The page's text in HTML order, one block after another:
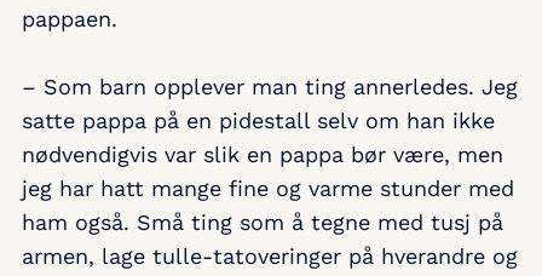
pappaen.
– Som barn opplever man ting annerledes. Jeg
satte pappa på en pidestall selv om han ikke
nødvendigvis var slik en pappa bør være, men
jeg har hatt mange fine og varme stunder med
ham også. Små ting som å tegne med tusj på
armen, lage tulle-tatoveringer på hverandre og